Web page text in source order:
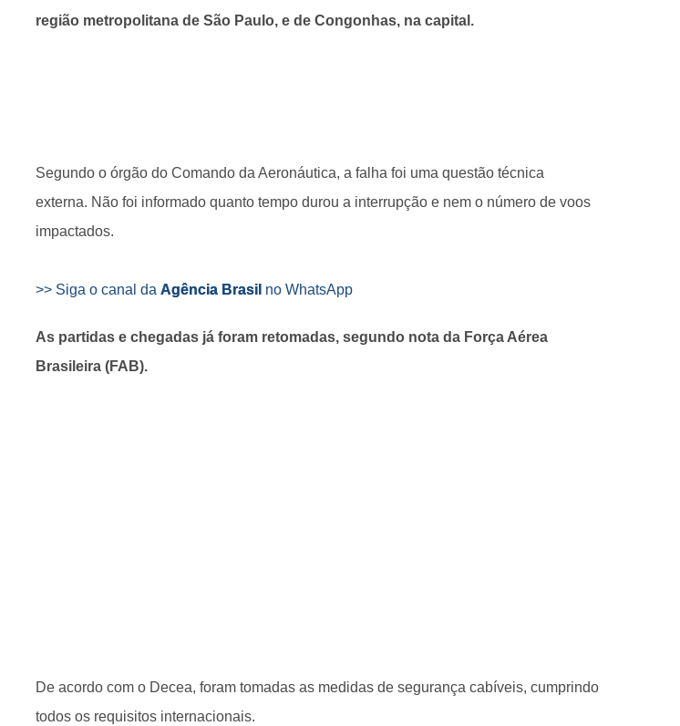
região metropolitana de São Paulo, e de Congonhas, na capital.
Segundo o órgão do Comando da Aeronáutica, a falha foi uma questão técnica
externa. Não foi informado quanto tempo durou a interrupção e nem o número de voos
impactados.
>> Siga o canal da Agência Brasil no WhatsApp
As partidas e chegadas já foram retomadas, segundo nota da Força Aérea
Brasileira (FAB).
De acordo com o Decea, foram tomadas as medidas de segurança cabíveis, cumprindo
todos os requisitos internacionais.